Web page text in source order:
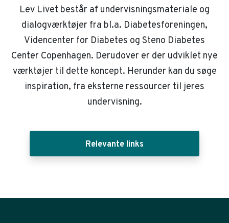
Lev Livet består af undervisningsmateriale og
dialogværktøjer fra bl.a. Diabetesforeningen,
Videncenter for Diabetes og Steno Diabetes
Center Copenhagen. Derudover er der udviklet nye
værktøjer til dette koncept. Herunder kan du søge
inspiration, fra eksterne ressourcer til jeres
undervisning.
Relevante links